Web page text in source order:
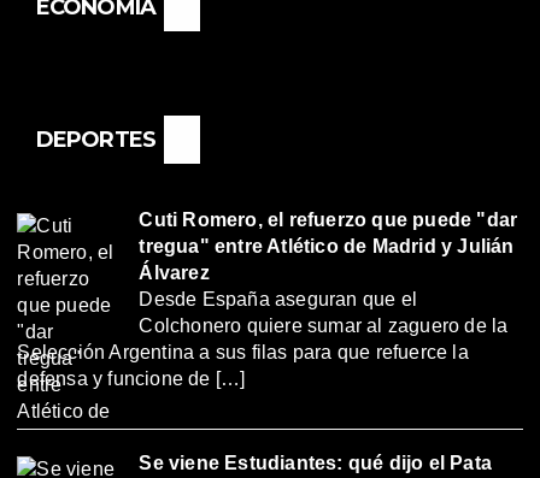
ECONOMÍA
DEPORTES
Cuti Romero, el refuerzo que puede "dar
tregua" entre Atlético de Madrid y Julián
Álvarez
Desde España aseguran que el
Colchonero quiere sumar al zaguero de la
Selección Argentina a sus filas para que refuerce la
defensa y funcione de […]
Se viene Estudiantes: qué dijo el Pata